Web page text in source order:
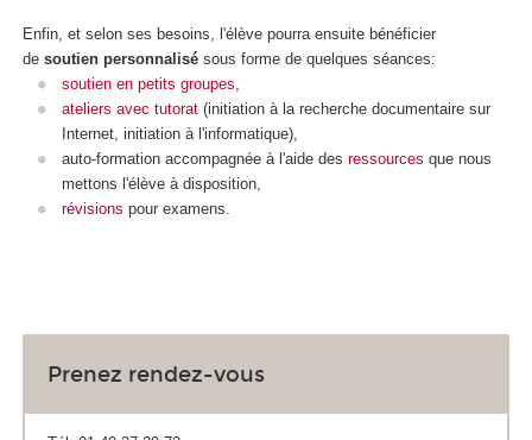
Enfin, et selon ses besoins, l'élève pourra ensuite bénéficier
de soutien personnalisé sous forme de quelques séances:
soutien en petits groupes,
ateliers avec tutorat(initiation à la recherche documentaire sur
Internet, initiation à l'informatique),
auto-formation accompagnée à l'aide des ressources que nous
mettons l'élève à disposition,
révisions pour examens.
Prenez rendez-vous